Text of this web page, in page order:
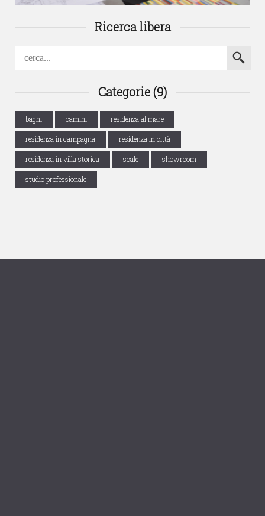
Ricerca libera
Categorie (9)
bagni camini residenza al mare
residenza in campagna residenza in città
residenza in villa storica scale showroom
studio professionale